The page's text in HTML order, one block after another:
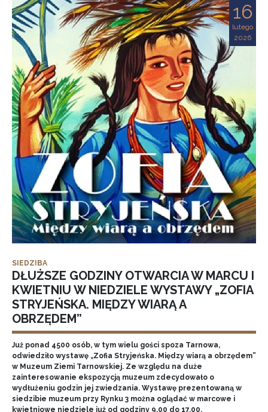
16
lutego
2026
SIEDZIBA
DŁUŻSZE GODZINY OTWARCIA W MARCU I
KWIETNIU W NIEDZIELE WYSTAWY „ZOFIA
STRYJEŃSKA. MIĘDZY WIARĄ A
OBRZĘDEM”
Już ponad 4500 osób, w tym wielu gości spoza Tarnowa,
odwiedziło wystawę „Zofia Stryjeńska. Między wiarą a obrzędem”
w Muzeum Ziemi Tarnowskiej. Ze względu na duże
zainteresowanie ekspozycją muzeum zdecydowało o
wydłużeniu godzin jej zwiedzania. Wystawę prezentowaną w
siedzibie muzeum przy Rynku 3 można oglądać w marcowe i
kwietniowe niedziele już od godziny 9.00 do 17.00.